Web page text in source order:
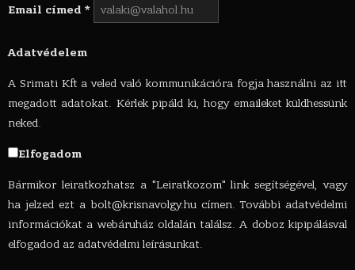
Email címed *
Adatvédelem
A Srimati Kft a veled való kommunikációra fogja használni az itt
megadott adatokat. Kérlek pipáld ki, hogy emaileket küldhessünk
neked.
Elfogadom
Bármikor leiratkozhatsz a "Leiratkozom" link segítségével, vagy
ha jelzed ezt a bolt@krisnavolgy.hucímen. További adatvédelmi
információkat a webáruház oldalán találsz. A doboz kipipálásval
elfogadod az adatvédelmi leírásunkat.